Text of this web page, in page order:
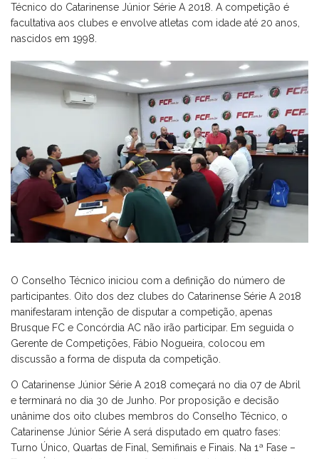
Técnico do Catarinense Júnior Série A 2018. A competição é
facultativa aos clubes e envolve atletas com idade até 20 anos,
nascidos em 1998.
O Conselho Técnico iniciou com a definição do número de
participantes. Oito dos dez clubes do Catarinense Série A 2018
manifestaram intenção de disputar a competição, apenas
Brusque FC e Concórdia AC não irão participar. Em seguida o
Gerente de Competições, Fábio Nogueira, colocou em
discussão a forma de disputa da competição.
O Catarinense Júnior Série A 2018 começará no dia 07 de Abril
e terminará no dia 30 de Junho. Por proposição e decisão
unânime dos oito clubes membros do Conselho Técnico, o
Catarinense Júnior Série A será disputado em quatro fases:
Turno Único, Quartas de Final, Semifinais e Finais. Na 1ª Fase –